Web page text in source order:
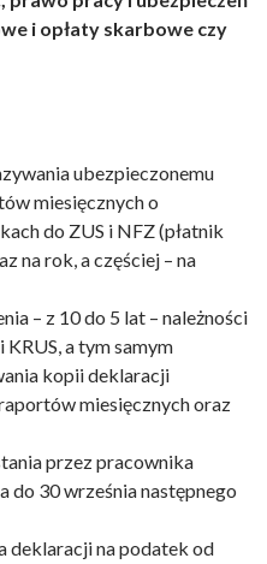
i opłaty skarbowe czy
ubezpieczonemu
miesięcznych o
do ZUS i NFZ (płatnik
na rok, a częściej – na
– z 10 do 5 lat – należności
KRUS, a tym samym
kopii deklaracji
miesięcznych oraz
przez pracownika
do 30 września następnego
deklaracji na podatek od